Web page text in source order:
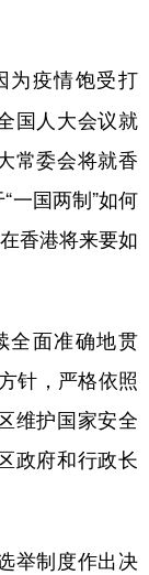
为疫情饱受打
国人大会议就
常委会将就香
一国两制”如何
香港将来要如
面准确地贯
针，严格依照
维护国家安全
政府和行政长
举制度作出决